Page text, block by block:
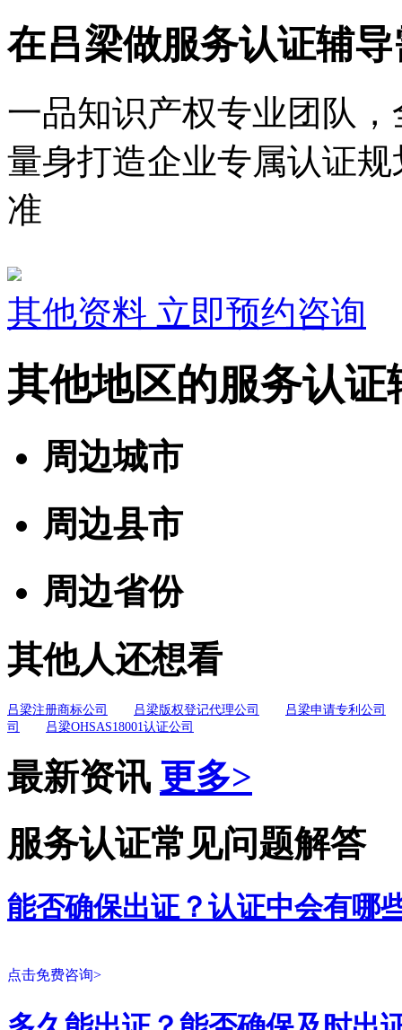
在吕梁做服务认证辅
一品知识产权专业团队
量身打造企业专属认证
准
其他资料 立即预约咨询
其他地区的服务认证
周边城市
周边县市
周边省份
其他人还想看
吕梁注册商标公司 吕梁版权登记代理公司
吕梁申请专利公司
司
吕梁OHSAS18001认证公司
最新资讯 更多>
服务认证常见问题解答
能否确保出证？认证中会有哪
点击免费咨询>